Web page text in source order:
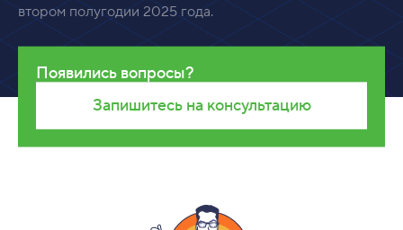
втором полугодии 2025 года.
Появились вопросы?
Запишитесь на консультацию